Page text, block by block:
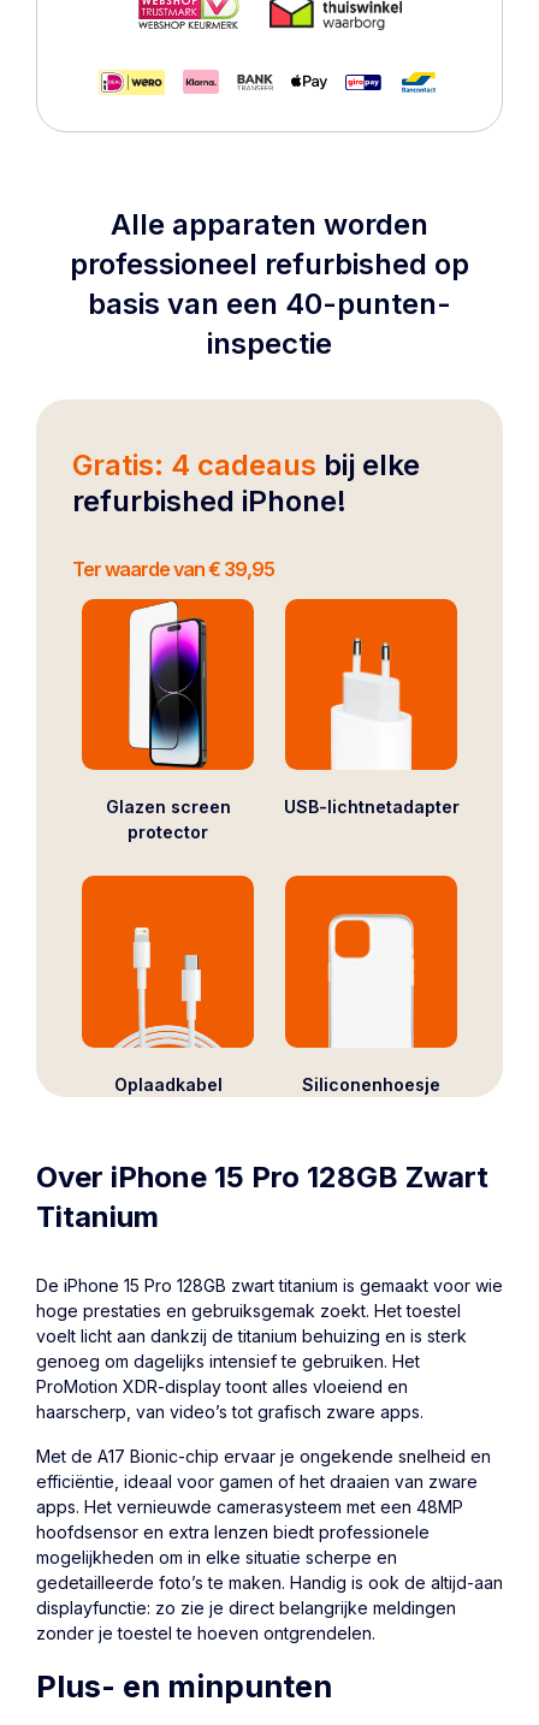
Alle apparaten worden
professioneel refurbished op
basis van een 40-punten-
inspectie
Gratis: 4 cadeaus bij elke
refurbished iPhone!
Ter waarde van € 39,95
Glazen screen
protector
USB-lichtnetadapter
Oplaadkabel Siliconenhoesje
Over iPhone 15 Pro 128GB Zwart
Titanium
De iPhone 15 Pro 128GB zwart titanium is gemaakt voor wie
hoge prestaties en gebruiksgemak zoekt. Het toestel
voelt licht aan dankzij de titanium behuizing en is sterk
genoeg om dagelijks intensief te gebruiken. Het
ProMotion XDR-display toont alles vloeiend en
haarscherp, van video’s tot grafisch zware apps.
Met de A17 Bionic-chip ervaar je ongekende snelheid en
efficiëntie, ideaal voor gamen of het draaien van zware
apps. Het vernieuwde camerasysteem met een 48MP
hoofdsensor en extra lenzen biedt professionele
mogelijkheden om in elke situatie scherpe en
gedetailleerde foto’s te maken. Handig is ook de altijd-aan
displayfunctie: zo zie je direct belangrijke meldingen
zonder je toestel te hoeven ontgrendelen.
Plus- en minpunten